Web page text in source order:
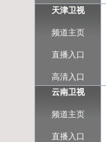
天津卫视
频道主页
直播入口
高清入口
云南卫视
频道主页
直播入口